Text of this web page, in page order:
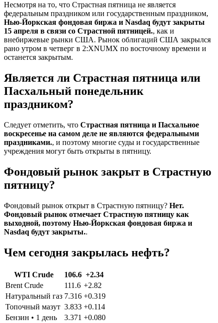
Несмотря на то, что Страстная пятница не является
федеральным праздником или государственным праздником,
Нью-Йоркская фондовая биржа и Nasdaq будут закрыты
15 апреля в связи со Страстной пятницей., как и
внебиржевые рынки США. Рынок облигаций США закрылся
рано утром в четверг в 2:XNUMX по восточному времени и
останется закрытым.
Является ли Страстная пятница или
Пасхальный понедельник
праздником?
Следует отметить, что Страстная пятница и Пасхальное
воскресенье на самом деле не являются федеральными
праздниками., и поэтому многие суды и государственные
учреждения могут быть открыты в пятницу.
Фондовый рынок закрыт в Страстную
пятницу?
Фондовый рынок открыт в Страстную пятницу? Нет.
Фондовый рынок отмечает Страстную пятницу как
выходной, поэтому Нью-Йоркская фондовая биржа и
Nasdaq будут закрыты..
Чем сегодня закрылась нефть?
WTI Crude 106.6 +2.34
Brent Crude
111.6 +2.82
Натуральный газ 7.316 +0.319
Топочный мазут 3.833 +0.114
Бензин • 1 день
3.371 +0.080